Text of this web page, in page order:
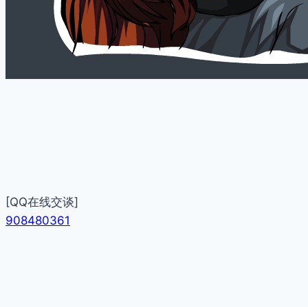
[QQ在线交谈]
908480361